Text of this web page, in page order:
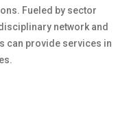
Fueled by sector
network and
can provide services in